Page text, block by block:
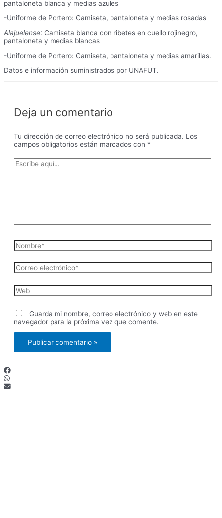
pantaloneta blanca y medias azules
-Uniforme de Portero: Camiseta, pantaloneta y medias rosadas
Alajuelense: Camiseta blanca con ribetes en cuello rojinegro,
pantaloneta y medias blancas
-Uniforme de Portero: Camiseta, pantaloneta y medias amarillas.
Datos e información suministrados por UNAFUT.
Deja un comentario
Tu dirección de correo electrónico no será publicada. Los
campos obligatorios están marcados con *
Escribe
Nombre*
Correo
electrónico*
Web
Guarda mi nombre, correo electrónico y web en este
navegador para la próxima vez que comente.